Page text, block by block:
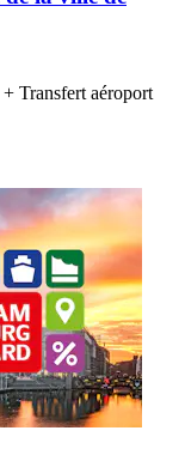
Transfert aéroport